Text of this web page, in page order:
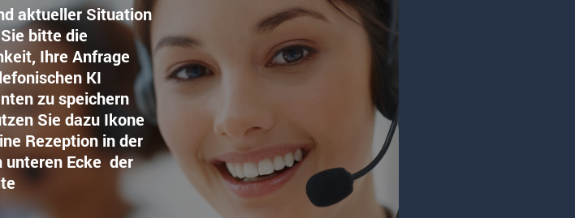
aktueller Situation
bitte die
Ihre Anfrage
KI
zu speichern
Sie dazu Ikone
Rezeption in der
unteren Ecke der